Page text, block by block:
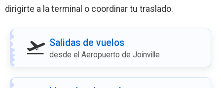
dirigirte a la terminal o coordinar tu traslado.
Salidas de vuelos
desde el Aeropuerto de Joinville